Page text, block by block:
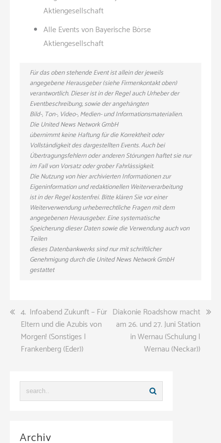
Aktiengesellschaft
Alle Events von Bayerische Börse
Aktiengesellschaft
Für das oben stehende Event ist allein der jeweils
angegebene Herausgeber (siehe Firmenkontakt oben)
verantwortlich. Dieser ist in der Regel auch Urheber der
Eventbeschreibung, sowie der angehängten
Bild-, Ton-, Video-, Medien- und Informationsmaterialien.
Die United News Network GmbH
übernimmt keine Haftung für die Korrektheit oder
Vollständigkeit des dargestellten Events. Auch bei
Übertragungsfehlern oder anderen Störungen haftet sie nur
im Fall von Vorsatz oder grober Fahrlässigkeit.
Die Nutzung von hier archivierten Informationen zur
Eigeninformation und redaktionellen Weiterverarbeitung
ist in der Regel kostenfrei. Bitte klären Sie vor einer
Weiterverwendung urheberrechtliche Fragen mit dem
angegebenen Herausgeber. Eine systematische
Speicherung dieser Daten sowie die Verwendung auch von
Teilen
dieses Datenbankwerks sind nur mit schriftlicher
Genehmigung durch die United News Network GmbH
gestattet
Beitragsnavigation
4. Infoabend Zukunft – Für
Eltern und die Azubis von
Morgen! (Sonstiges |
Frankenberg (Eder))
Diakonie Roadshow macht
am 26. und 27. Juni Station
in Wernau (Schulung |
Wernau (Neckar))
Archiv